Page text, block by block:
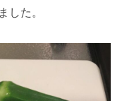
した。